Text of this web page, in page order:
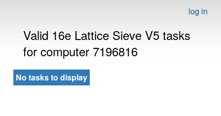
log in
Valid 16e Lattice Sieve V5 tasks
for computer 7196816
No tasks to display